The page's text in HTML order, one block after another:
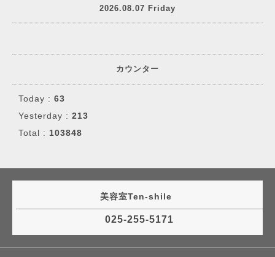
2026.08.07 Friday
カウンター
Today : 63
Yesterday : 213
Total : 103848
美容室Ten-shile
025-255-5171